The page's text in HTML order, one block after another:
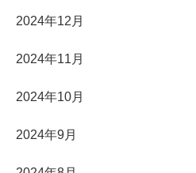
2024年12月
2024年11月
2024年10月
2024年9月